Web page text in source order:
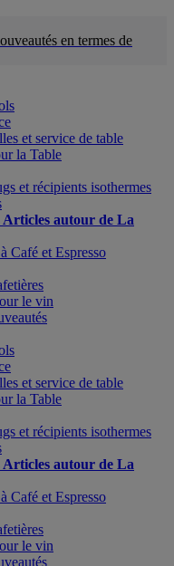
en termes de
et service de table
la Table
et récipients isothermes
Articles autour de La
Café et Espresso
le vin
et service de table
la Table
et récipients isothermes
Articles autour de La
Café et Espresso
le vin